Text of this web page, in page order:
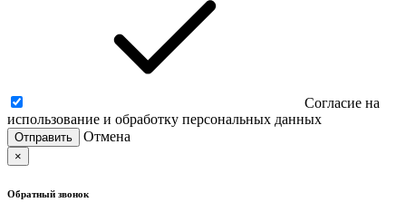
Согласие на
использование и обработку персональных данных
Отмена
×
Обратный звонок